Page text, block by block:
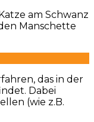
am Schwanz
Manschette
das in der
Dabei
(wie z.B.